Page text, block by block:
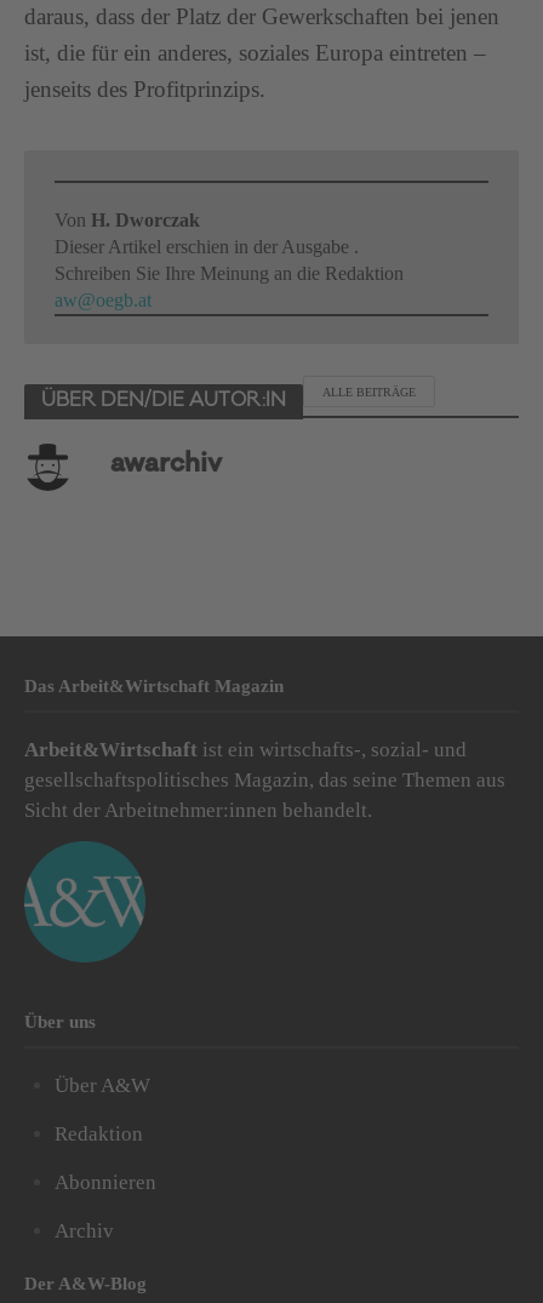
daraus, dass der Platz der Gewerkschaften bei jenen
ist, die für ein anderes, soziales Europa eintreten –
jenseits des Profitprinzips.
Von H. Dworczak
Dieser Artikel erschien in der Ausgabe .
Schreiben Sie Ihre Meinung an die Redaktion
aw@oegb.at
ÜBER DEN/DIE AUTOR:IN
ALLE BEITRÄGE
awarchiv
Das Arbeit&Wirtschaft Magazin
Arbeit&Wirtschaft ist ein wirtschafts-, sozial- und
gesellschaftspolitisches Magazin, das seine Themen aus
Sicht der Arbeitnehmer:innen behandelt.
Über uns
Über A&W
Redaktion
Abonnieren
Archiv
Der A&W-Blog